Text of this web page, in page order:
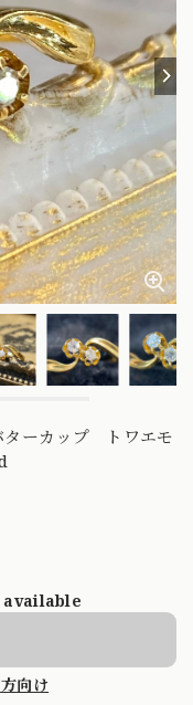
ーカップ トワエモ
向け